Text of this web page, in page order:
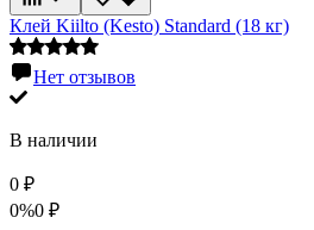
Клей Kiilto (Kesto) Standard (18 кг)
Нет отзывов
В наличии
0 ₽
0%0 ₽